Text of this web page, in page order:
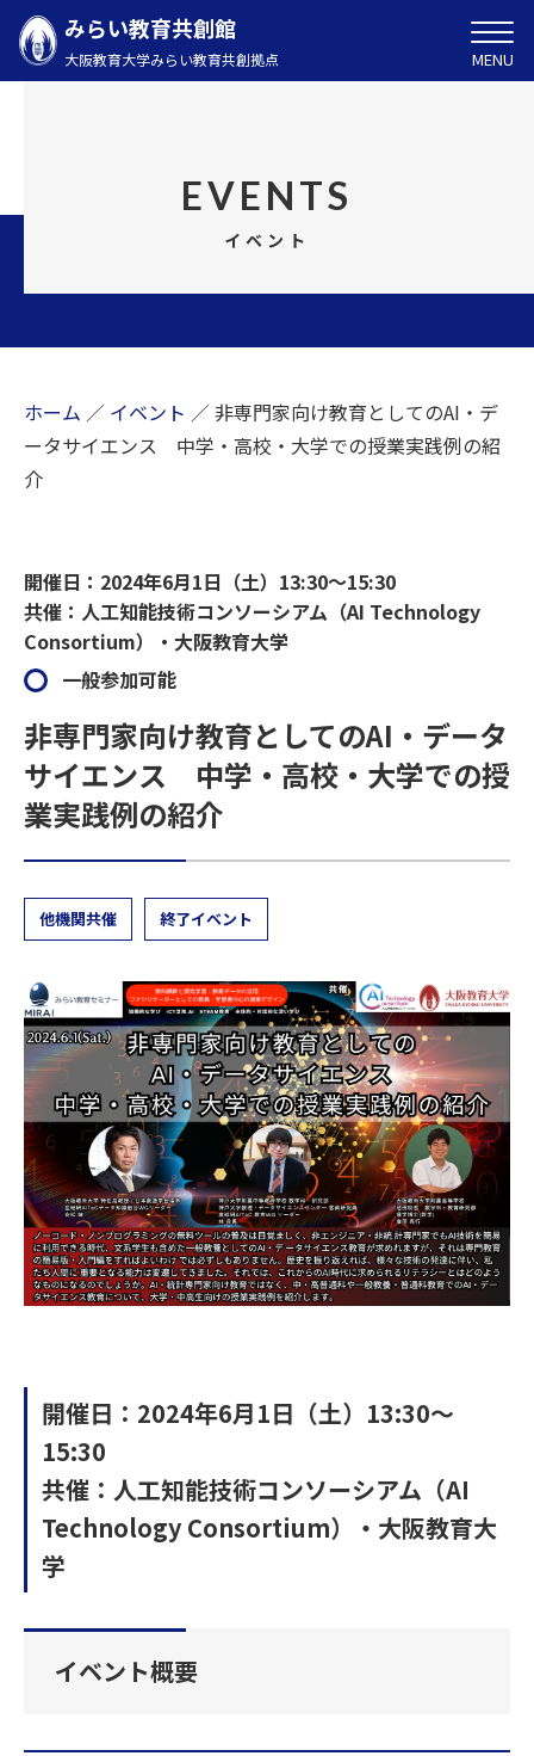
みらい教育共創館
大阪教育大学みらい教育共創拠点 MENU
EVENTS
イベント
ホーム ／ イベント ／非専門家向け教育としてのAI・デ
ータサイエンス 中学・高校・大学での授業実践例の紹
介
開催日：2024年6月1日（土）13:30～15:30
共催：人工知能技術コンソーシアム（AI Technology
Consortium）・大阪教育大学
一般参加可能
非専門家向け教育としてのAI・データ
サイエンス 中学・高校・大学での授
業実践例の紹介
他機関共催 終了イベント
開催日：2024年6月1日（土）13:30～
15:30
共催：人工知能技術コンソーシアム（AI
Technology Consortium）・大阪教育大
学
イベント概要